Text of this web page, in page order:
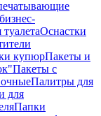
Оснастки
купюрПакеты и
Пакеты с
Палитры для
для
Папки